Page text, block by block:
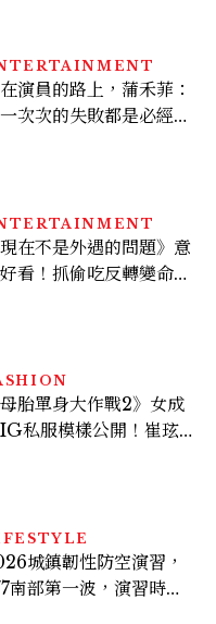
演員的路上，蒲禾菲：
一次次的失敗都是必經過
現在不是外遇的問題》意
看！抓偷吃反轉變命
懶人包
母胎單身大作戰2》女成
私服模樣公開！崔玹諝
城鎮韌性防空演習，
南部第一波，演習時